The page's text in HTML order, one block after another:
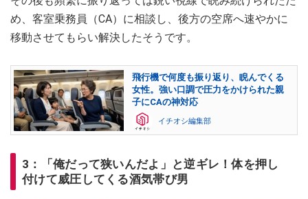
め、客室乗務員（CA）に相談し、後方の空席へ速やかに
移動させてもらい解決したそうです。
飛行機で何度も振り返り、睨んでくる
女性。強い口調で圧力をかけられた親
子にCAの神対応
イチオシ編集部
3：「俺だって狭いんだよ」と逆ギレ！体を押し
付けて威圧してくる酒気帯び男